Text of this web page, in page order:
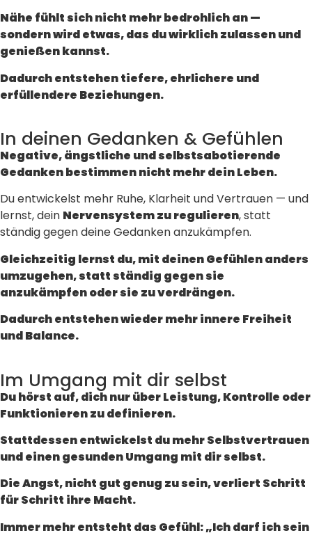
Nähe fühlt sich nicht mehr bedrohlich an —
sondern wird etwas, das du wirklich zulassen und
genießen kannst.
Dadurch entstehen tiefere, ehrlichere und
erfüllendere Beziehungen.
In deinen Gedanken & Gefühlen
Negative, ängstliche und selbstsabotierende
Gedanken bestimmen nicht mehr dein Leben.
Du entwickelst mehr Ruhe, Klarheit und Vertrauen — und
lernst, dein Nervensystem zu regulieren, statt
ständig gegen deine Gedanken anzukämpfen.
Gleichzeitig lernst du, mit deinen Gefühlen anders
umzugehen, statt ständig gegen sie
anzukämpfen oder sie zu verdrängen.
Dadurch entstehen wieder mehr innere Freiheit
und Balance.
Im Umgang mit dir selbst
Du hörst auf, dich nur über Leistung, Kontrolle oder
Funktionieren zu definieren.
Stattdessen entwickelst du mehr Selbstvertrauen
und einen gesunden Umgang mit dir selbst.
Die Angst, nicht gut genug zu sein, verliert Schritt
für Schritt ihre Macht.
Immer mehr entsteht das Gefühl: „Ich darf ich sein